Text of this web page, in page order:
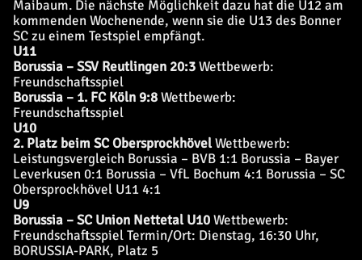
Maibaum. Die nächste Möglichkeit dazu hat die U12 am
kommenden Wochenende, wenn sie die U13 des Bonner
SC zu einem Testspiel empfängt.
U11
Borussia – SSV Reutlingen 20:3Wettbewerb:
Freundschaftsspiel
Borussia – 1. FC Köln 9:8Wettbewerb:
Freundschaftsspiel
U10
2. Platz beim SC ObersprockhövelWettbewerb:
Leistungsvergleich Borussia – BVB 1:1 Borussia – Bayer
Leverkusen 0:1 Borussia – VfL Bochum 4:1 Borussia – SC
Obersprockhövel U11 4:1
U9
Borussia – SC Union Nettetal U10Wettbewerb:
FreundschaftsspielTermin/Ort: Dienstag, 16:30 Uhr,
BORUSSIA-PARK, Platz 5